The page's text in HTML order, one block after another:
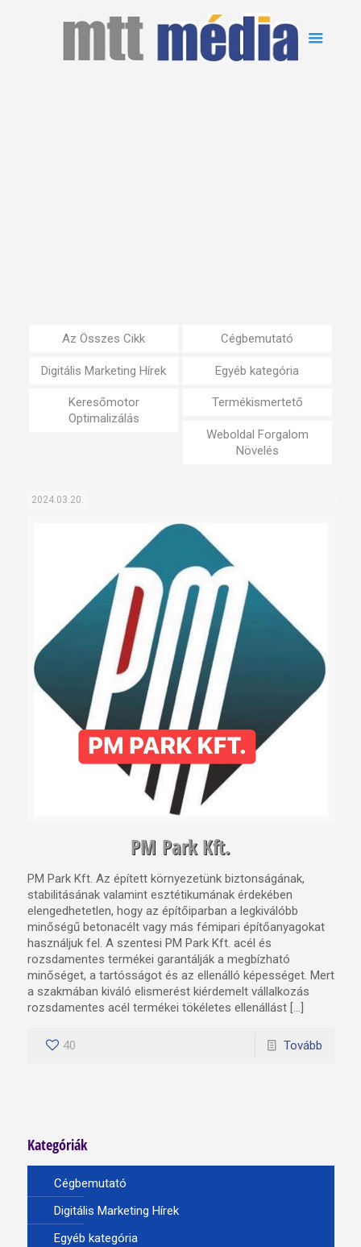
Az Összes Cikk Cégbemutató
Digitális Marketing Hírek Egyéb kategória
Keresőmotor
Optimalizálás
Termékismertető
Weboldal Forgalom
Növelés
2024.03.20.
PM Park Kft.
PM Park Kft. Az épített környezetünk biztonságának,
stabilitásának valamint esztétikumának érdekében
elengedhetetlen, hogy az építőiparban a legkiválóbb
minőségű betonacélt vagy más fémipari építőanyagokat
használjuk fel. A szentesi PM Park Kft. acél és
rozsdamentes termékei garantálják a megbízható
minőséget, a tartósságot és az ellenálló képességet. Mert
a szakmában kiváló elismerést kiérdemelt vállalkozás
rozsdamentes acél termékei tökéletes ellenállást […]
40 Tovább
Kategóriák
Cégbemutató
Digitális Marketing Hírek
Egyéb kategória